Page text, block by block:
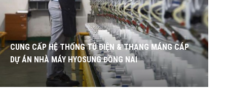
CUNG CẤP HỆ THỐNG TỦ ĐIỆN & THANG MÁNG CÁP
DỰ ÁN NHÀ MÁY HYOSUNG ĐỒNG NAI